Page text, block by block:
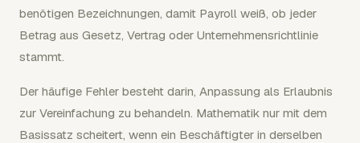
benötigen Bezeichnungen, damit Payroll weiß, ob jeder
Betrag aus Gesetz, Vertrag oder Unternehmensrichtlinie
stammt.
Der häufige Fehler besteht darin, Anpassung als Erlaubnis
zur Vereinfachung zu behandeln. Mathematik nur mit dem
Basissatz scheitert, wenn ein Beschäftigter in derselben